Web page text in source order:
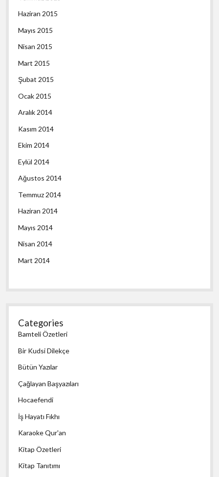
Haziran 2015
Mayıs 2015
Nisan 2015
Mart 2015
Şubat 2015
Ocak 2015
Aralık 2014
Kasım 2014
Ekim 2014
Eylül 2014
Ağustos 2014
Temmuz 2014
Haziran 2014
Mayıs 2014
Nisan 2014
Mart 2014
Categories
Bamteli Özetleri
Bir Kudsi Dilekçe
Bütün Yazılar
Çağlayan Başyazıları
Hocaefendi
İş Hayatı Fıkhı
Karaoke Qur'an
Kitap Özetleri
Kitap Tanıtımı